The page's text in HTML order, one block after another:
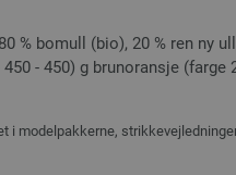
% bomull (bio), 20 % ren ny
- 450) g brunoransje (farge
i modelpakkerne,